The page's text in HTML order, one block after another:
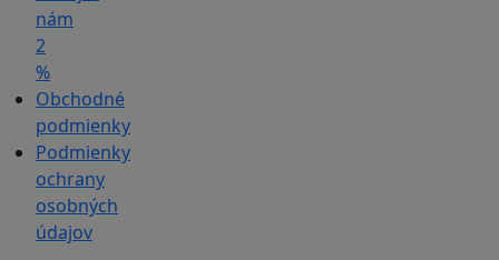
nám
2
%
Obchodné
podmienky
Podmienky
ochrany
osobných
údajov